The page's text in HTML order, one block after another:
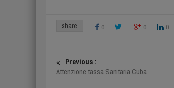
share 0 0 0
Previous :
Attenzione tassa Sanitaria Cuba